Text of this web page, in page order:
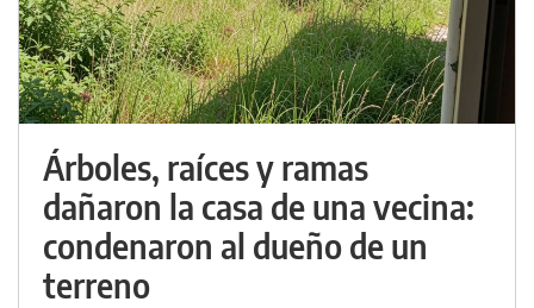
Árboles, raíces y ramas
dañaron la casa de una vecina:
condenaron al dueño de un
terreno